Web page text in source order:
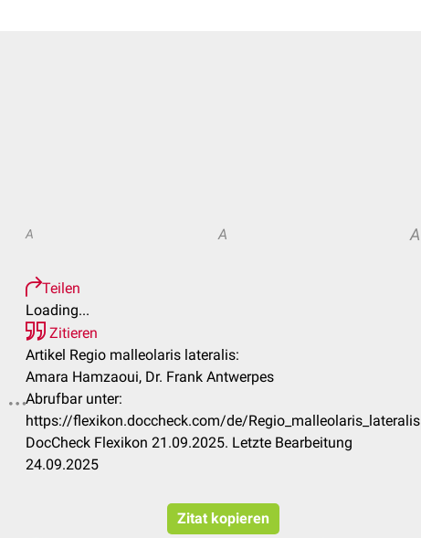
A A A
Teilen
Loading...
Zitieren
Artikel Regio malleolaris lateralis:
Amara Hamzaoui, Dr. Frank Antwerpes
Abrufbar unter:
https://flexikon.doccheck.com/de/Regio_malleolaris_lateralis
DocCheck Flexikon 21.09.2025. Letzte Bearbeitung
24.09.2025
Zitat kopieren